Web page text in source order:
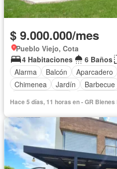
$ 9.000.000/mes
Pueblo Viejo, Cota
4 Habitaciones
6 Baños
Alarma
Balcón Aparcadero
Chimenea
Jardín Barbecue
Hace 5 días, 11 horas en - GR Bienes